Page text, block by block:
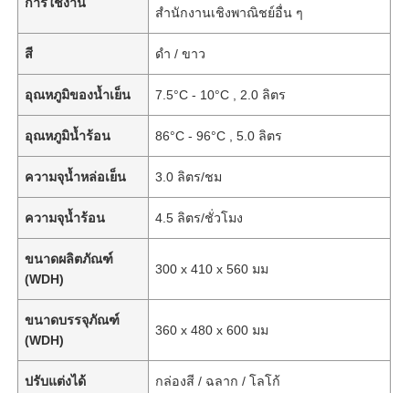
สำนักงานเชิงพาณิชย์อื่น ๆ
สี ดำ / ขาว
อุณหภูมิของน้ำเย็น 7.5°C - 10°C , 2.0 ลิตร
อุณหภูมิน้ำร้อน 86°C - 96°C , 5.0 ลิตร
ความจุน้ำหล่อเย็น 3.0 ลิตร/ชม
ความจุน้ำร้อน 4.5 ลิตร/ชั่วโมง
ขนาดผลิตภัณฑ์
(WDH)
300 x 410 x 560 มม
ขนาดบรรจุภัณฑ์
(WDH)
360 x 480 x 600 มม
ปรับแต่งได้ กล่องสี / ฉลาก / โลโก้